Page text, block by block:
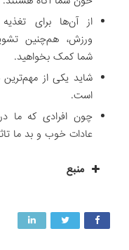
از آن‌ها برای
ورزش، هم‌چنین
شما کمک بخواهید.
شاید یکی از
است.
چون افرادی که ما
عادات خوب و بد ما
منبع